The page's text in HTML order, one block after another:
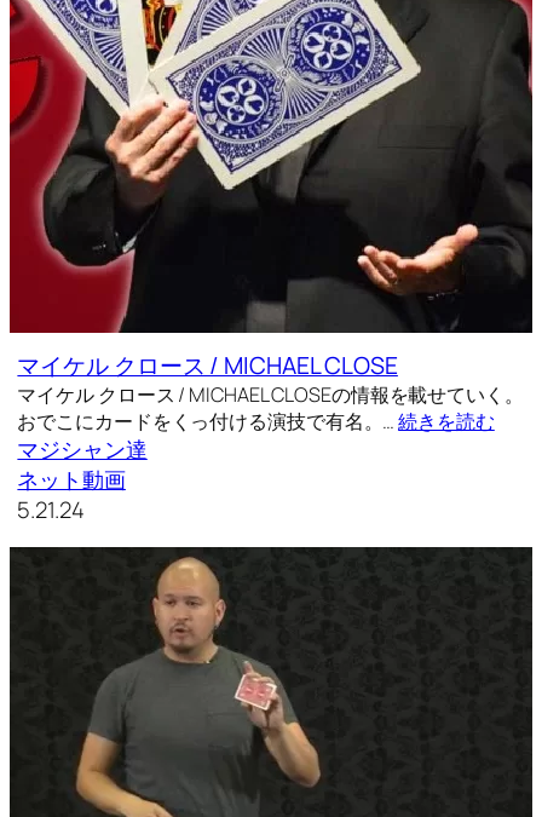
マイケル クロース / MICHAEL CLOSE
マイケル クロース / MICHAEL CLOSEの情報を載せていく。
おでこにカードをくっ付ける演技で有名。…続きを読む
マジシャン達
ネット動画
5.21.24